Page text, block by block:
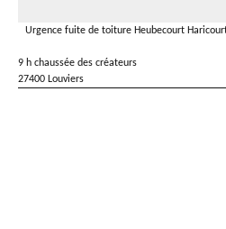
Urgence fuite de toiture Heubecourt
9 h chaussée des créateurs
27400 Louviers